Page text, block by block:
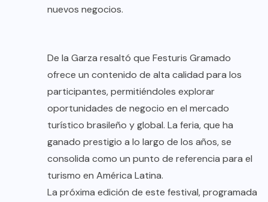
nuevos negocios.
De la Garza resaltó que Festuris Gramado
ofrece un contenido de alta calidad para los
participantes, permitiéndoles explorar
oportunidades de negocio en el mercado
turístico brasileño y global. La feria, que ha
ganado prestigio a lo largo de los años, se
consolida como un punto de referencia para el
turismo en América Latina.
La próxima edición de este festival, programada